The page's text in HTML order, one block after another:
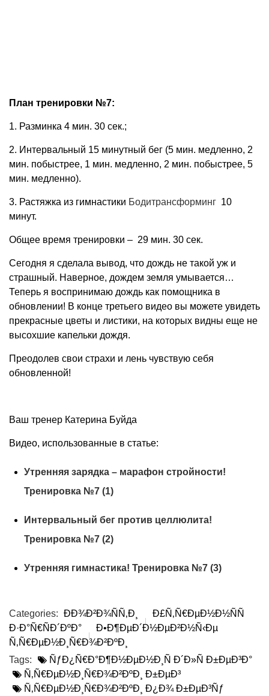
План тренировки №7:
1. Разминка 4 мин. 30 сек.;
2. Интервальный 15 минутный бег (5 мин. медленно, 2
мин. побыстрее, 1 мин. медленно, 2 мин. побыстрее, 5
мин. медленно).
3. Растяжка из гимнастики Бодитрансформинг 10
минут.
Общее время тренировки – 29 мин. 30 сек.
Сегодня я сделала вывод, что дождь не такой уж и
страшный. Наверное, дождем земля умывается…
Теперь я воспринимаю дождь как помощника в
обновлении! В конце третьего видео вы можете увидеть
прекрасные цветы и листики, на которых видны еще не
высохшие капельки дождя.
Преодолев свои страхи и лень чувствую себя
обновленной!
Ваш тренер Катерина Буйда
Видео, использованные в статье:
Утренняя зарядка – марафон стройности!
Тренировка №7 (1)
Интервальный бег против целлюлита!
Тренировка №7 (2)
Утренняя гимнастика! Тренировка №7 (3)
Categories: ÐÐ¾Ð²Ð¾ÑÑ‚Ð¸
Ð£Ñ‚Ñ€ÐµÐ½Ð½ÑÑ
Ð·Ð°Ñ€ÑÐ´ÐºÐ°
Ð•Ð¶ÐµÐ´Ð½ÐµÐ²Ð½Ñ‹Ðµ
Ñ‚Ñ€ÐµÐ½Ð¸Ñ€Ð¾Ð²ÐºÐ¸
Tags:
ÑƒÐ¿Ñ€Ð°Ð¶Ð½ÐµÐ½Ð¸Ñ Ð´Ð»Ñ Ð±ÐµÐ³Ð°
Ñ‚Ñ€ÐµÐ½Ð¸Ñ€Ð¾Ð²ÐºÐ¸ Ð±ÐµÐ³
Ñ‚Ñ€ÐµÐ½Ð¸Ñ€Ð¾Ð²ÐºÐ¸ Ð¿Ð¾ Ð±ÐµÐ³Ñƒ